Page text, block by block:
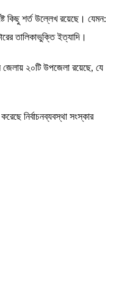
কিছু শর্ত উল্লেখ রয়েছে। যেমন:
তালিকাভুক্তি ইত্যাদি।
২০টি উপজেলা রয়েছে, যে
নির্বাচনব্যবস্থা সংস্কার